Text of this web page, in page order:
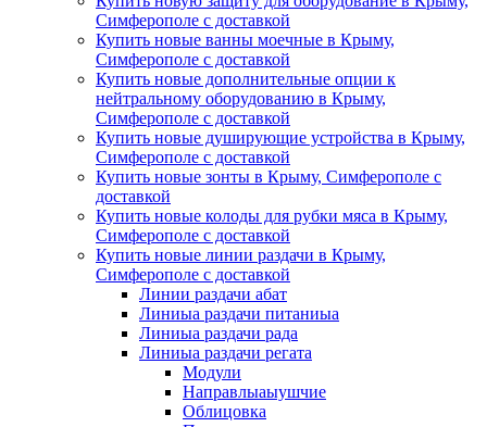
Симферополе с доставкой
Купить новые ванны моечные в Крыму,
Симферополе с доставкой
Купить новые дополнительные опции к
нейтральному оборудованию в Крыму,
Симферополе с доставкой
Купить новые душирующие устройства в Крыму,
Симферополе с доставкой
Купить новые зонты в Крыму, Симферополе с
доставкой
Купить новые колоды для рубки мяса в Крыму,
Симферополе с доставкой
Купить новые линии раздачи в Крыму,
Симферополе с доставкой
Линии раздачи абат
Линиыа раздачи питаниыа
Линиыа раздачи рада
Линиыа раздачи регата
Модули
Направлыаыушчие
Облицовка